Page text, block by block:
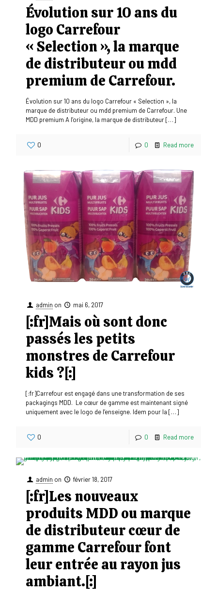
Évolution sur 10 ans du
logo Carrefour
« Selection », la marque
de distributeur ou mdd
premium de Carrefour.
Évolution sur 10 ans du logo Carrefour « Selection », la
marque de distributeur ou mdd premium de Carrefour. Une
MDD premium A l’origine, la marque de distributeur[…]
0 0 Read more
admin on mai 6, 2017
[:fr]Mais où sont donc
passés les petits
monstres de Carrefour
kids ?[:]
[:fr]Carrefour est engagé dans une transformation de ses
packagings MDD. Le cœur de gamme est maintenant signé
uniquement avec le logo de l’enseigne. Idem pour la […]
0 0 Read more
admin on février 18, 2017
[:fr]Les nouveaux
produits MDD ou marque
de distributeur cœur de
gamme Carrefour font
leur entrée au rayon jus
ambiant.[:]